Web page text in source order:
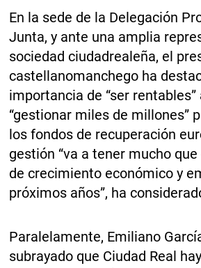
En la sede de la Delegación
Junta, y ante una amplia
sociedad ciudadrealeña, el
castellanomanchego ha
importancia de “ser rentables”
“gestionar miles de millones”
los fondos de recuperación
gestión “va a tener mucho
de crecimiento económico y
próximos años”, ha
Paralelamente, Emiliano
subrayado que Ciudad Real